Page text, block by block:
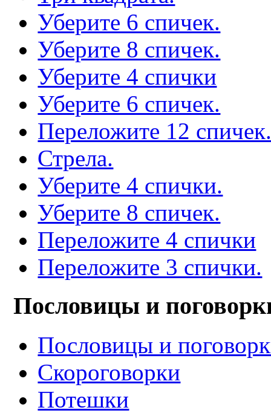
Уберите 6 спичек.
Уберите 8 спичек.
Уберите 4 спички
Уберите 6 спичек.
Переложите 12
Стрела.
Уберите 4 спички.
Уберите 8 спичек.
Переложите 4 спички
Переложите 3 спички.
Пословицы и
Пословицы и
Скороговорки
Потешки